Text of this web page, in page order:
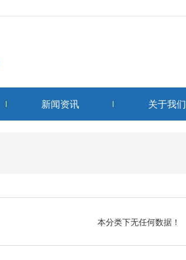
新闻资讯 关于我们
本分类下无任何数据！